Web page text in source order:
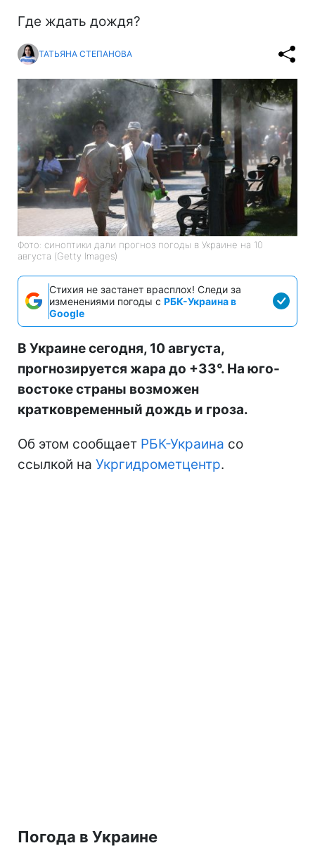
Где ждать дождя?
ТАТЬЯНА СТЕПАНОВА
Фото: синоптики дали прогноз погоды в Украине на 10
августа (Getty Images)
Стихия не застанет врасплох! Следи за
изменениями погоды с РБК-Украина в
Google
В Украине сегодня, 10 августа,
прогнозируется жара до +33°. На юго-
востоке страны возможен
кратковременный дождь и гроза.
Об этом сообщает РБК-Украина со
ссылкой на Укргидрометцентр.
Погода в Украине